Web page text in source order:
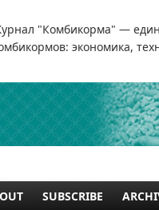
"Комбикорма" —
экономика,
SUBSCRIBE